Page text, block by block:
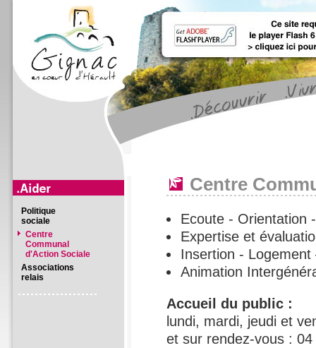
Politique
sociale
Centre
Communal
d'Action Sociale
Associations
relais
Centre
Ecoute - Orientation
Expertise et
Insertion - Logement
Animation
Accueil du public :
lundi, mardi, jeudi et
et sur rendez-vous :